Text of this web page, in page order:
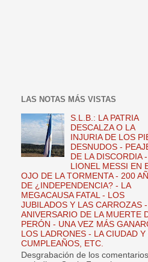
LAS NOTAS MÁS VISTAS
S.L.B.: LA PATRIA
DESCALZA O LA
INJURIA DE LOS
DESNUDOS -
DE LA DISCORDIA -
LIONEL MESSI EN
OJO DE LA TORMENTA - 200
DE ¿INDEPENDENCIA? - LA
MEGACAUSA FATAL - LOS
JUBILADOS Y LAS CARROZAS -
ANIVERSARIO DE LA MUERTE
PERÓN - UNA VEZ MÁS
LOS LADRONES - LA CIUDAD Y
CUMPLEAÑOS, ETC.
Desgrabación de los